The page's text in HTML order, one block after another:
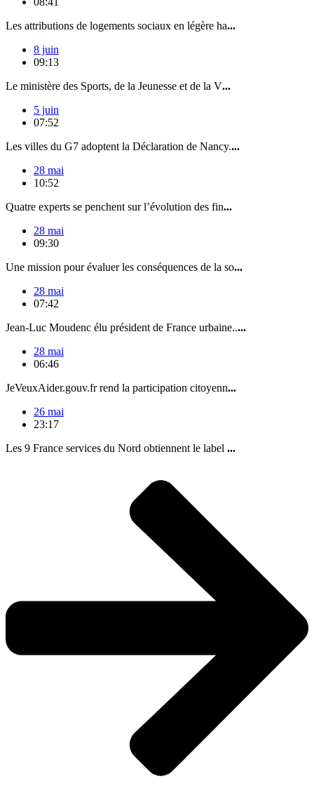
Les attributions de logements sociaux en légère ha...
8 juin
09:13
Le ministère des Sports, de la Jeunesse et de la V...
5 juin
07:52
Les villes du G7 adoptent la Déclaration de Nancy....
28 mai
10:52
Quatre experts se penchent sur l’évolution des fin...
28 mai
09:30
Une mission pour évaluer les conséquences de la so...
28 mai
07:42
Jean-Luc Moudenc élu président de France urbaine.....
28 mai
06:46
JeVeuxAider.gouv.fr rend la participation citoyenn...
26 mai
23:17
Les 9 France services du Nord obtiennent le label ...